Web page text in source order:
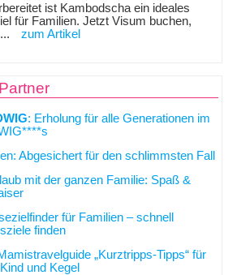
ist Kambodscha ein ideales
für Familien. Jetzt Visum buchen,
zum Artikel
: Erholung für alle Generationen im
Abgesichert für den schlimmsten Fall
mit der ganzen Familie: Spaß &
für Familien – schnell
finden
„Kurztripps-Tipps“ für
und Kegel